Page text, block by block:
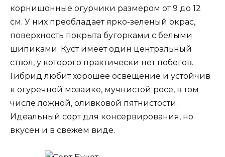
корнишонные огурчики размером от 9 до 12
см. У них преобладает ярко-зеленый окрас,
поверхность покрыта бугорками с белыми
шипиками. Куст имеет один центральный
ствол, у которого практически нет побегов.
Гибрид любит хорошее освещение и устойчив
к огуречной мозаике, мучнистой росе, в том
числе ложной, оливковой пятнистости.
Идеальный сорт для консервирования, но
вкусен и в свежем виде.